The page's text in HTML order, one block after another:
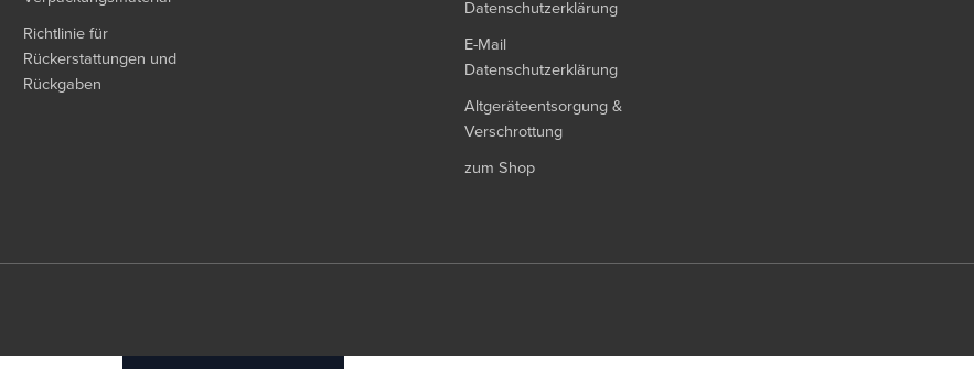
Richtlinie für
Rückerstattungen und
Rückgaben
Datenschutzerklärung
E-Mail
Datenschutzerklärung
Altgeräteentsorgung &
Verschrottung
zum Shop